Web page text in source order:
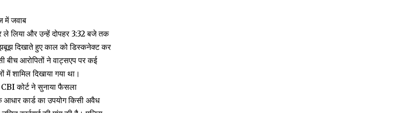
में जवाब
ले लिया और उन्हें दोपहर 3:32 बजे तक
दिखाते हुए काल को डिस्कनेक्ट कर
बीच आरोपितों ने वाट्सएप पर कई
शामिल दिखाया गया था।
CBI कोर्ट ने सुनाया फैसला
कार्ड का उपयोग किसी अवैध